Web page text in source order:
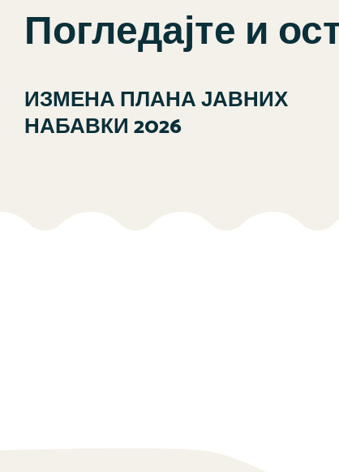
Погледајте и
ИЗМЕНА ПЛАНА ЈАВНИХ
НАБАВКИ 2026